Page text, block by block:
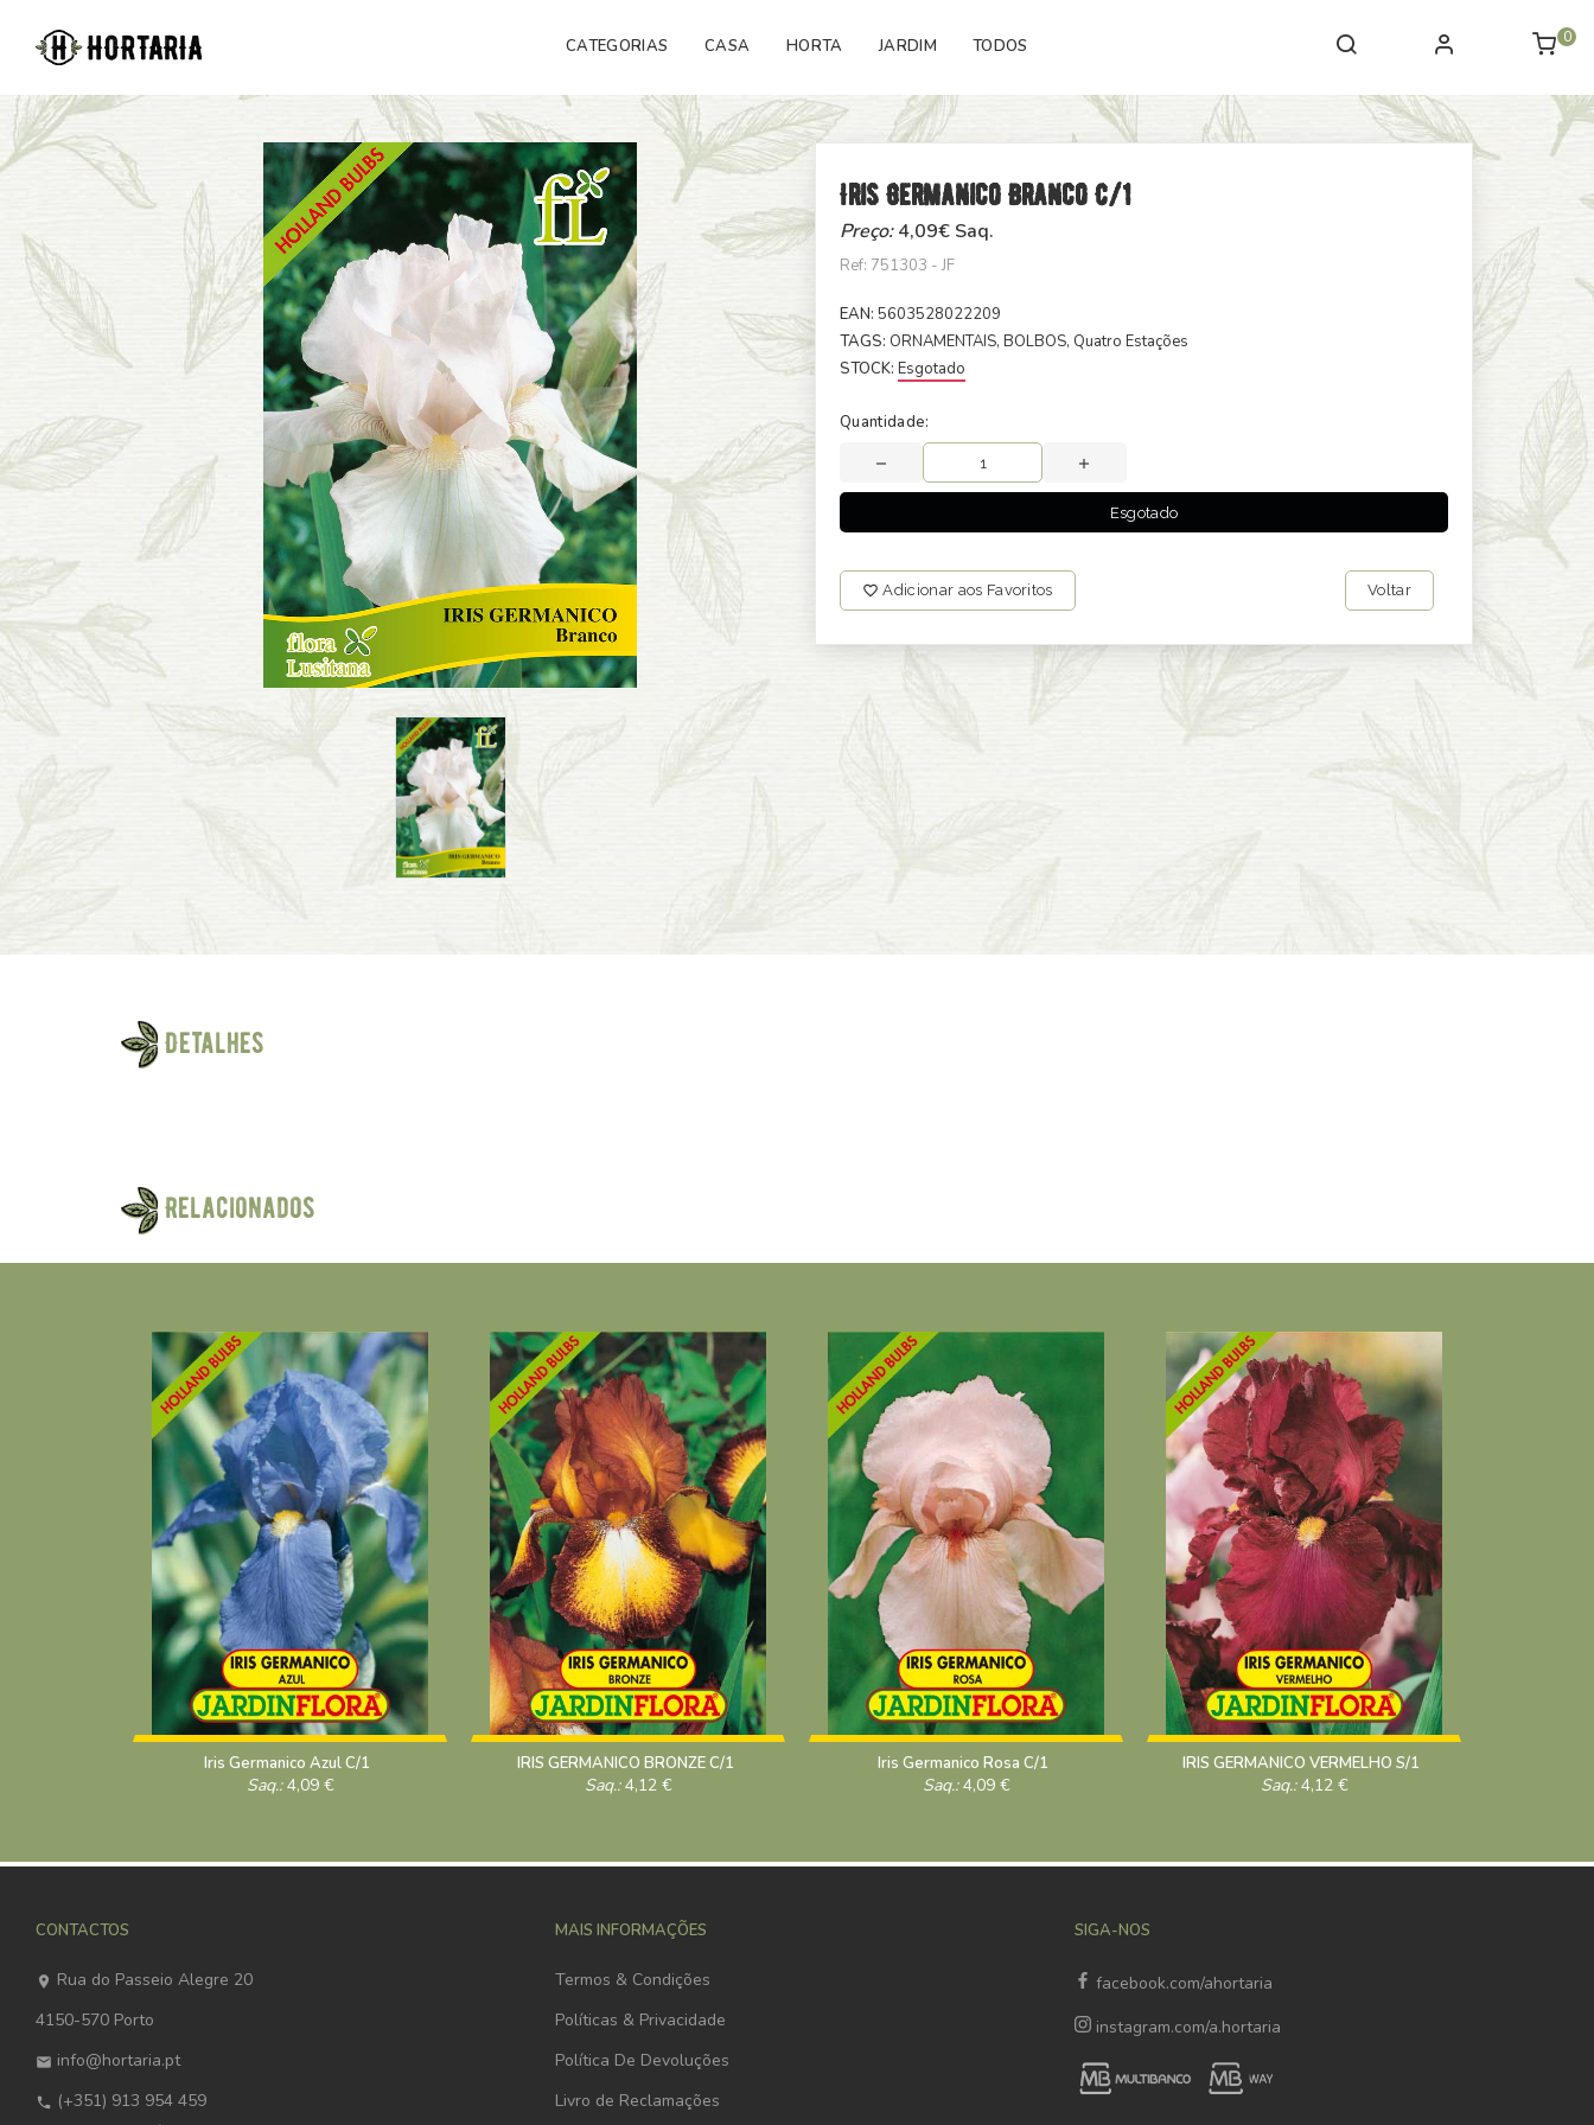
CATEGORIAS CASA HORTA JARDIM TODOS 0
Iris Germanico Branco C/1
Preço:4,09€ Saq.
Ref: 751303 - JF
EAN: 5603528022209
TAGS: ORNAMENTAIS, BOLBOS, Quatro Estações
STOCK: Esgotado
Quantidade:
Esgotado
Adicionar aos Favoritos Voltar
Detalhes
Relacionados
Iris Germanico Azul C/1
Saq.:4,09 €
IRIS GERMANICO BRONZE C/1
Saq.:4,12 €
Iris Germanico Rosa C/1
Saq.:4,09 €
IRIS GERMANICO VERMELHO S/1
Saq.:4,12 €
CONTACTOS
Rua do Passeio Alegre 20
4150-570 Porto
info@hortaria.pt
(+351) 913 954 459
MAIS INFORMAÇÕES
Termos & Condições
Políticas & Privacidade
Política De Devoluções
Livro de Reclamações
SIGA-NOS
facebook.com/ahortaria
instagram.com/a.hortaria